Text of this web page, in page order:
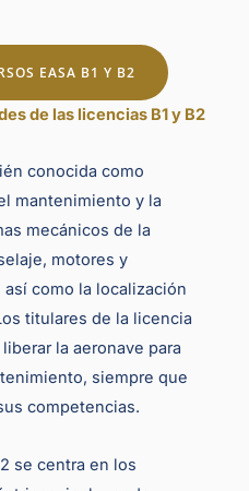
EASA B1 Y B2
de las licencias B1 y B2
conocida como
mantenimiento y la
mecánicos de la
motores y
como la localización
titulares de la licencia
la aeronave para
siempre que
competencias.
se centra en los